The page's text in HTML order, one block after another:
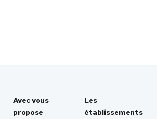
Avec vous
propose
Les
établissements